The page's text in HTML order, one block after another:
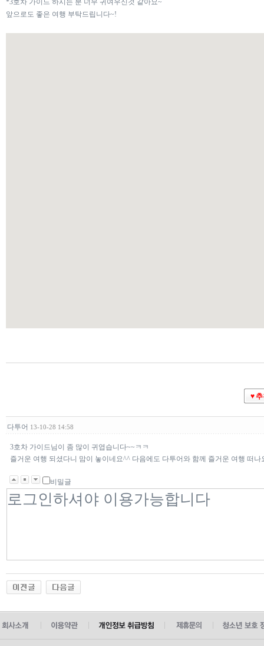
*3호차 가이드 하시는 분 너무 귀여우신것 같아요~
앞으로도 좋은 여행 부탁드립니다~!
♥
다투어 13-10-28 14:58
3호차 가이드님이 좀 많이 귀엽습니다~~ㅋㅋ
즐거운 여행 되셨다니 맘이 놓이네요^^ 다음에도 다투어와 함께 즐거운 여행 떠나
비밀글